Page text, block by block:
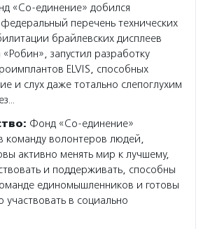
«Со-единение» добился
перечень технических
брайлевских дисплеев
«Робин», запустил разработку
ELVIS, способных
и слух даже тотально слепоглухим
Фонд «Со-единение»
команду волонтеров людей,
активно менять мир к лучшему,
и поддерживать, способны
единомышленников и готовы
участвовать в социально